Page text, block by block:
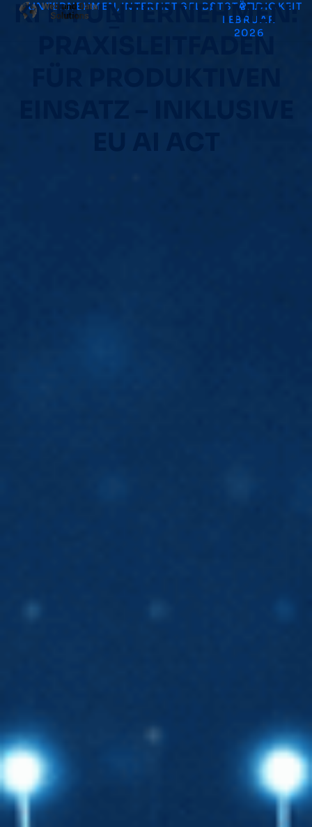
UNTERNEHMEN, INTERNET SELBSTSTÄNDIGKEIT
/
27.
FEBRUAR
2026
KI IM UNTERNEHMEN:
PRAXISLEITFADEN